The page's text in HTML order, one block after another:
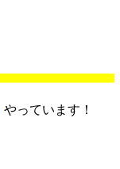
やっています！